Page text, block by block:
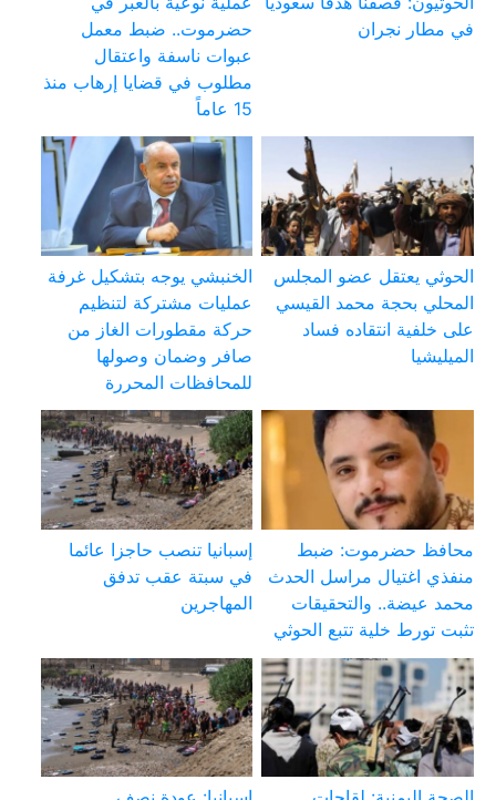
في مطار نجران
حضرموت.. ضبط معمل
عبوات ناسفة واعتقال
مطلوب في قضايا إرهاب منذ
15 عاماً
الحوثي يعتقل عضو المجلس
المحلي بحجة محمد القيسي
على خلفية انتقاده فساد
الميليشيا
الخنبشي يوجه بتشكيل غرفة
عمليات مشتركة لتنظيم
حركة مقطورات الغاز من
صافر وضمان وصولها
للمحافظات المحررة
محافظ حضرموت: ضبط
منفذي اغتيال مراسل الحدث
محمد عيضة.. والتحقيقات
تثبت تورط خلية تتبع الحوثي
إسبانيا تنصب حاجزا عائما
في سبتة عقب تدفق
المهاجرين